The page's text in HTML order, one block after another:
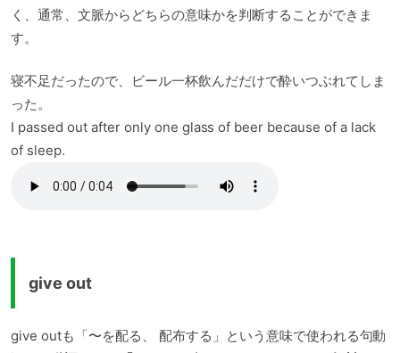
く、通常、文脈からどちらの意味かを判断することができま
す。
寝不足だったので、ビール一杯飲んだだけで酔いつぶれてしま
った。
I passed out after only one glass of beer because of a lack
of sleep.
give out
give outも「〜を配る、 配布する」という意味で使われる句動